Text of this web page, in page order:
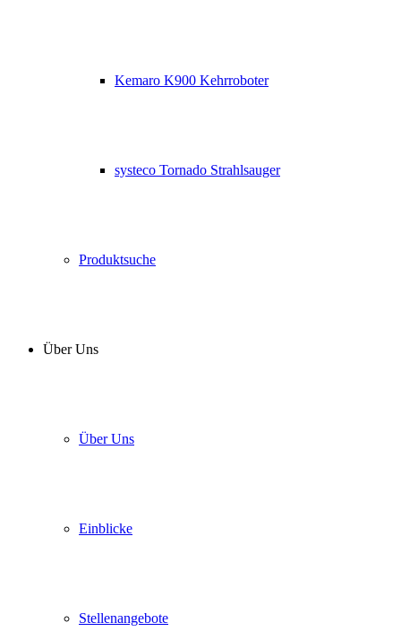
Kemaro K900 Kehrroboter
systeco Tornado Strahlsauger
Produktsuche
Über Uns
Über Uns
Einblicke
Stellenangebote